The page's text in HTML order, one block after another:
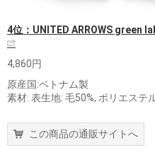
4位：UNITED ARROWS
4,860円
原産国:ベトナム製
素材: 表生地: 毛50%, ポリエステ
この商品の通販サイトへ